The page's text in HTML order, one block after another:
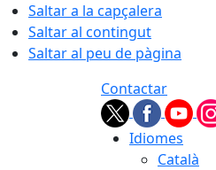
Saltar a la capçalera
Saltar al contingut
Saltar al peu de pàgina
Contactar
Idiomes
Català